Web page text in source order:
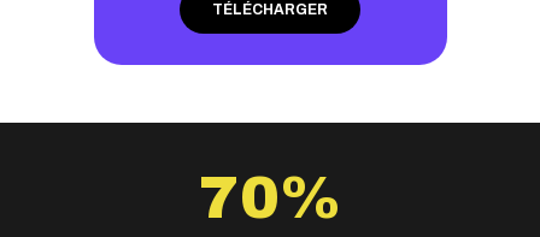
70%
TÉLÉCHARGER